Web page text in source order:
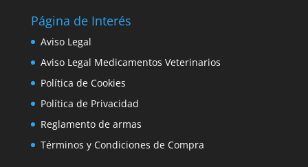
Página de Interés
Aviso Legal
Aviso Legal Medicamentos Veterinarios
Política de Cookies
Política de Privacidad
Reglamento de armas
Términos y Condiciones de Compra